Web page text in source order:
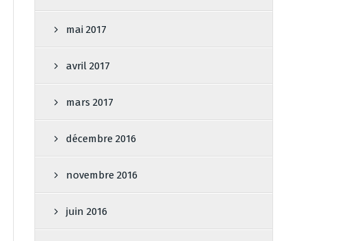
mai 2017
avril 2017
mars 2017
décembre 2016
novembre 2016
juin 2016